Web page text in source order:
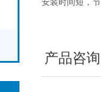
产品咨询